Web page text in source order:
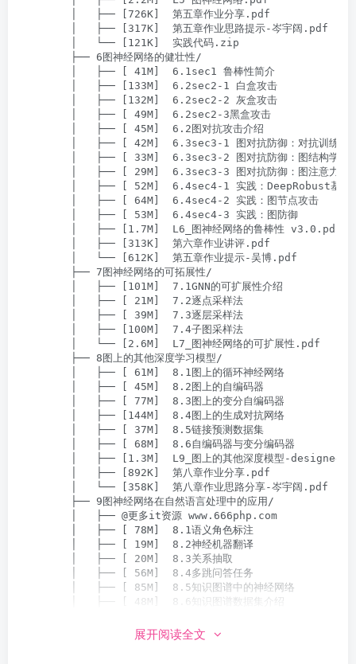
        │   ├── [726K]  第五章作业分享.pdf
        │   ├── [317K]  第五章作业思路提示-岑宇阔.pdf
        │   └── [121K]  实践代码.zip
        ├── 6图神经网络的健壮性/
        │   ├── [ 41M]  6.1sec1 鲁棒性简介
        │   ├── [133M]  6.2sec2-1 白盒攻击
        │   ├── [132M]  6.2sec2-2 灰盒攻击
        │   ├── [ 49M]  6.2sec2-3黑盒攻击
        │   ├── [ 45M]  6.2图对抗攻击介绍
│   ├── [ 42M]  6.3sec3-1 图对抗防御：对抗训练与
        │   ├── [ 33M]  6.3sec3-2 图对抗防御：图结构学习
│   ├── [ 29M]  6.3sec3-3 图对抗防御：图注意力机
        │   ├── [ 52M]  6.4sec4-1 实践：DeepRobust基础
        │   ├── [ 64M]  6.4sec4-2 实践：图节点攻击
        │   ├── [ 53M]  6.4sec4-3 实践：图防御
        │   ├── [1.7M]  L6_图神经网络的鲁棒性 v3.0.pdf
        │   ├── [313K]  第六章作业讲评.pdf
        │   └── [612K]  第五章作业提示-吴博.pdf
        ├── 7图神经网络的可拓展性/
        │   ├── [101M]  7.1GNN的可扩展性介绍
        │   ├── [ 21M]  7.2逐点采样法
        │   ├── [ 39M]  7.3逐层采样法
        │   ├── [100M]  7.4子图采样法
        │   └── [2.6M]  L7_图神经网络的可扩展性.pdf
        ├── 8图上的其他深度学习模型/
        │   ├── [ 61M]  8.1图上的循环神经网络
        │   ├── [ 45M]  8.2图上的自编码器
        │   ├── [ 77M]  8.3图上的变分自编码器
        │   ├── [144M]  8.4图上的生成对抗网络
        │   ├── [ 37M]  8.5链接预测数据集
        │   ├── [ 68M]  8.6自编码器与变分编码器
│   ├── [1.3M]  L9_图上的其他深度模型-
        │   ├── [892K]  第八章作业分享.pdf
        │   └── [358K]  第八章作业思路分享-岑宇阔.pdf
        ├── 9图神经网络在自然语言处理中的应用/
        │   ├── @更多it资源 www.666php.com
        │   ├── [ 78M]  8.1语义角色标注
        │   ├── [ 19M]  8.2神经机器翻译
        │   ├── [ 20M]  8.3关系抽取
        │   ├── [ 56M]  8.4多跳问答任务
        │   ├── [ 85M]  8.5知识图谱中的神经网络
        │   ├── [ 48M]  8.6知识图谱数据集介绍
│   ├── [ 19M]  8.8sec3 在知识图谱补全的任务中训
展开阅读全文